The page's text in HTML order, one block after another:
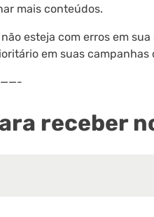
mais conteúdos.
esteja com erros em
em suas
receber